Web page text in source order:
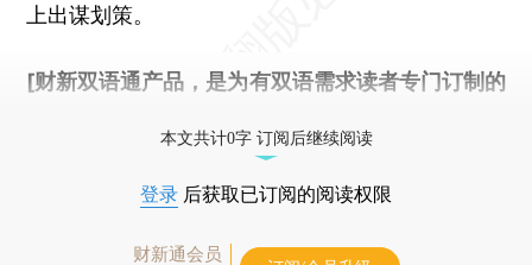
上出谋划策。
[财新双语通产品，是为有双语需求读者专门订制的
本文共计0字 订阅后继续阅读
登录 后获取已订阅的阅读权限
财新通会员